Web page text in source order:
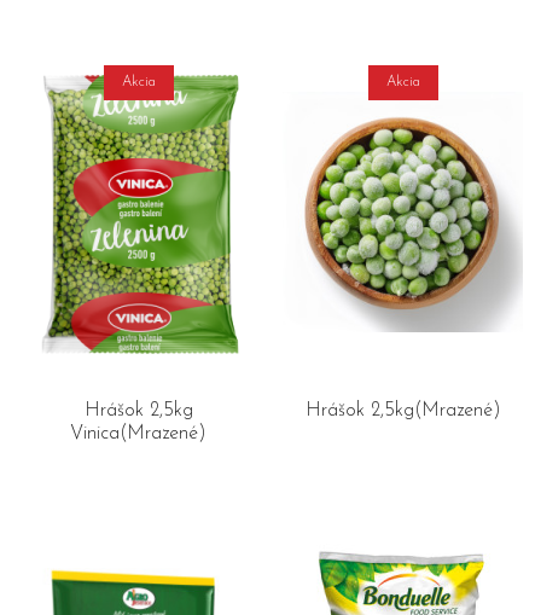
Akcia
Hrášok 2,5kg
Vinica(Mrazené)
Akcia
Hrášok 2,5kg(Mrazené)